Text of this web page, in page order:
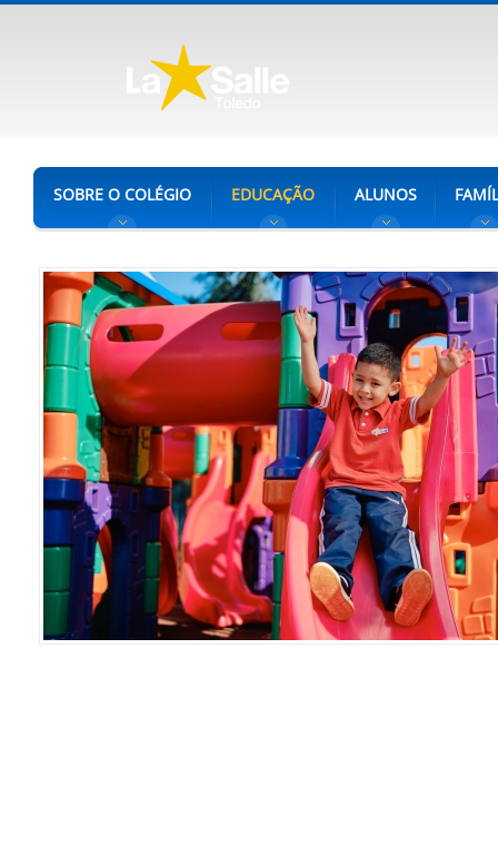
SOBRE O COLÉGIO EDUCAÇÃO ALUNOS